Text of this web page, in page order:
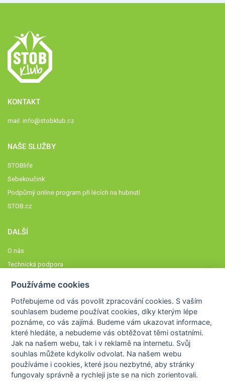
KONTAKT
mail: info@stobklub.cz
NAŠE SLUŽBY
STOBlife
Sebekoučink
Podpůrný online program při lécích na hubnutí
STOB.cz
DALŠÍ
O nás
Technická podpora
Členové STOBklubu
Zásady nakládání s osobními údaji
Otestujte se
Spočítejte si
Výzva 52
Používáme cookies
Potřebujeme od vás povolit zpracování cookies. S vaším
souhlasem budeme používat cookies, díky kterým lépe
poznáme,co vás zajímá. Budeme vám ukazovat informace,
které hledáte, a nebudeme vás obtěžovat těmi ostatními.
Jak na našem webu, tak i v reklamě na internetu. Svůj
souhlas můžete kdykoliv odvolat. Na našem webu
používáme i cookies, které jsou nezbytné, aby stránky
fungovaly správně a rychleji jste se na nich zorientovali.